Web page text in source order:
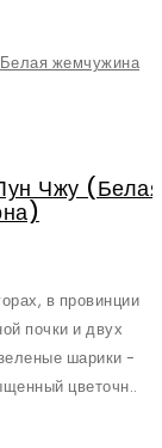
Чжу (Белая
в провинции
почки и двух
шарики -
цветочн..